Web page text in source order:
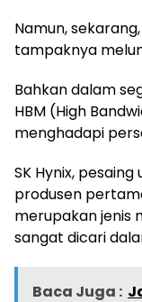
Namun,
tampaknya
Bahkan dalam
HBM (High
menghadapi
SK Hynix,
produsen
merupakan jenis
sangat dicari
Baca Juga :